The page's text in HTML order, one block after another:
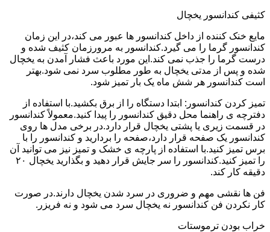
کثیفی کندانسور یخچال
مایع خنک کننده از داخل کندانسور ها عبور می کند،در این زمان
کندانسور گرما را می گیرد.کندانسور به مرورزمان کثیف شده و
درست گرما را جذب نمی کند.این مورد باعث فشار آمدن به یخچال
شده و پس از مدتی یخچال به طور مطلوب سرد نمی شود.بهتر
است کندانسور هر شش ماه یک بار تمیز شود.
تمیز کردن کندانسور: ابتدا دستگاه را از برق بکشید.با استفاده از
دفترچه ی راهنما محل دقیق کندانسور را پیدا کنید.معمولاً کندانسور
در قسمت زیری یا پشتی یخچال قرار دارد.در برخی مدل ها روی
کندانسور یک صفحه قرار دارد،صفحه را بردارید و کندانسور را با
برس تمیز کنید.با استفاده از پارچه ی خشک و تمیز نیز می توانید آن
را تمیز کنید.کندانسور را سر جایش قرار دهید و بگذارید یخچال ۲۰
دقیقه کار کند.
فن ها نقشی مهم و ضروری در سرد شدن یخچال دارند.در صورت
کار نکردن فن کندانسور نه یخچال سرد می شود و نه فریزر.
خراب بودن ترموستات